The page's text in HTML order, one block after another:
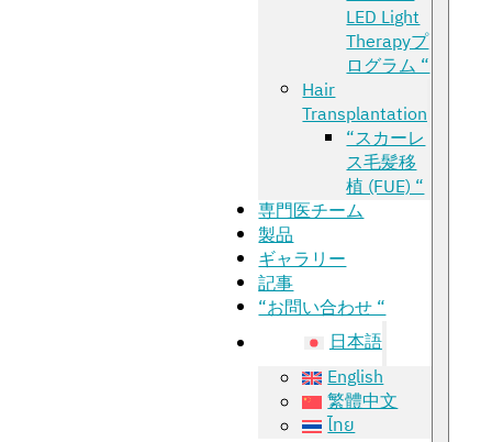
LED Light
Therapyプ
ログラム “
Hair
Transplantation
“スカーレ
ス毛髪移
植 (FUE) “
専門医チーム
製品
ギャラリー
記事
“お問い合わせ “
日本語
English
繁體中文
ไทย